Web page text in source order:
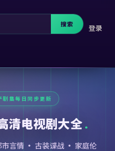
搜索 登录
清电视剧大全
言情 · 古装谍战 · 家庭伦